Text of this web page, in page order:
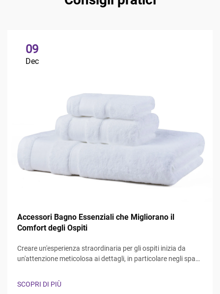
09
Dec
Accessori Bagno Essenziali che Migliorano il
Comfort degli Ospiti
Creare un'esperienza straordinaria per gli ospiti inizia da
un'attenzione meticolosa ai dettagli, in particolare negli spazi
bagno rappresenta un'area di rifugio in cui i visitatori
SCOPRI DI PIÙ